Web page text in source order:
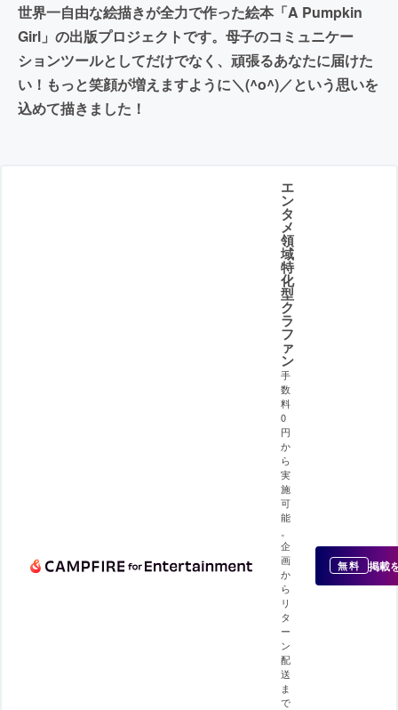
世界一自由な絵描きが全力で作った絵本「A Pumpkin
Girl」の出版プロジェクトです。母子のコミュニケー
ションツールとしてだけでなく、頑張るあなたに届けた
い！もっと笑顔が増えますように＼(^o^)／という思いを
込めて描きました！
エ
ン
タ
メ
領
域
特
化
型
ク
ラ
フ
ァ
ン
手
数
料
0
円
か
ら
実
施
可
能
企
画
か
ら
リ
タ
ー
ン
配
送
ま
で
無料 掲載